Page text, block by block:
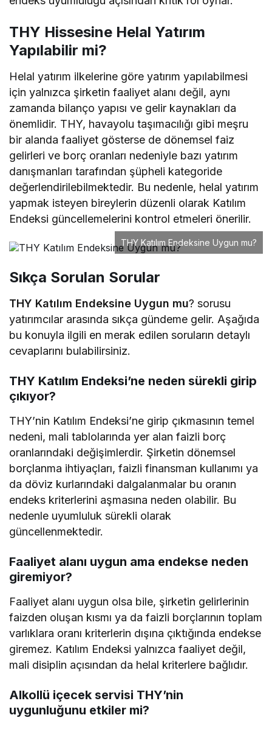
THY Hissesine Helal Yatırım
Yapılabilir mi?
Helal yatırım ilkelerine göre yatırım yapılabilmesi
için yalnızca şirketin faaliyet alanı değil, aynı
zamanda bilanço yapısı ve gelir kaynakları da
önemlidir. THY, havayolu taşımacılığı gibi meşru
bir alanda faaliyet gösterse de dönemsel faiz
gelirleri ve borç oranları nedeniyle bazı yatırım
danışmanları tarafından şüpheli kategoride
değerlendirilebilmektedir. Bu nedenle, helal yatırım
yapmak isteyen bireylerin düzenli olarak Katılım
Endeksi güncellemelerini kontrol etmeleri önerilir.
THY Katılım Endeksine Uygun mu?
Sıkça Sorulan Sorular
THY Katılım Endeksine Uygun mu? sorusu
yatırımcılar arasında sıkça gündeme gelir. Aşağıda
bu konuyla ilgili en merak edilen soruların detaylı
cevaplarını bulabilirsiniz.
THY Katılım Endeksi’ne neden sürekli girip
çıkıyor?
THY’nin Katılım Endeksi’ne girip çıkmasının temel
nedeni, mali tablolarında yer alan faizli borç
oranlarındaki değişimlerdir. Şirketin dönemsel
borçlanma ihtiyaçları, faizli finansman kullanımı ya
da döviz kurlarındaki dalgalanmalar bu oranın
endeks kriterlerini aşmasına neden olabilir. Bu
nedenle uyumluluk sürekli olarak
güncellenmektedir.
Faaliyet alanı uygun ama endekse neden
giremiyor?
Faaliyet alanı uygun olsa bile, şirketin gelirlerinin
faizden oluşan kısmı ya da faizli borçlarının toplam
varlıklara oranı kriterlerin dışına çıktığında endekse
giremez. Katılım Endeksi yalnızca faaliyet değil,
mali disiplin açısından da helal kriterlere bağlıdır.
Alkollü içecek servisi THY’nin
uygunluğunu etkiler mi?